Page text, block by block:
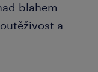
blahem
a